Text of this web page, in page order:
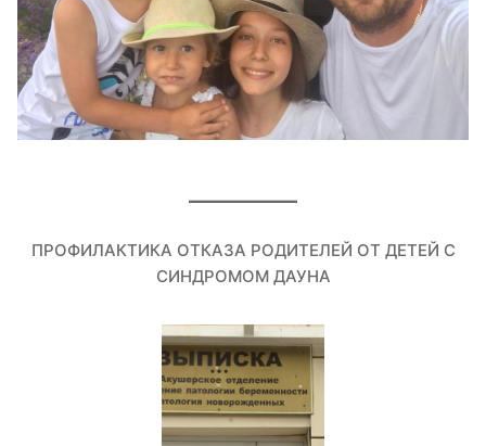
ПРОФИЛАКТИКА ОТКАЗА РОДИТЕЛЕЙ ОТ ДЕТЕЙ С
СИНДРОМОМ ДАУНА